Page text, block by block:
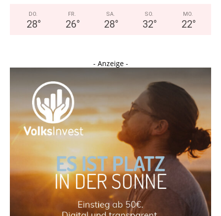
DO.
28°
FR.
26°
SA.
28°
SO.
32°
MO.
22°
- Anzeige -